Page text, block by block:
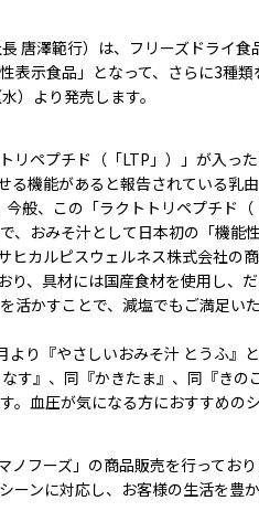
唐澤範行）は、フリーズドライ食
表示食品」となって、さらに3種
）より発売します。
ペプチド（「LTP」）」が入っ
機能があると報告されている乳
般、この「ラクトトリペプチド
、おみそ汁として日本初の「機能
カルピスウェルネス株式会社の商
、具材には国産食材を使用し、
活かすことで、減塩でもご満足い
り『やさしいおみそ汁 とうふ』
す』、同『かきたま』、同『きの
血圧が気になる方におすすめのシ
フーズ」の商品販売を行ってお
ーンに対応し、お客様の生活を豊